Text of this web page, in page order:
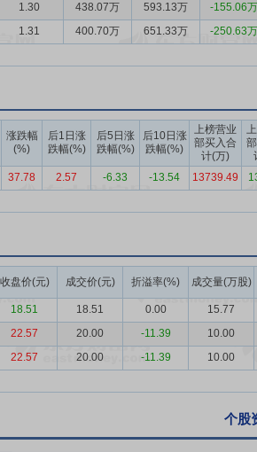
的0.98亿人次增至1.60亿人次，眼科专科医
升。根据弗若斯特沙利文发布的《2024全球
持续攀升。
科专家团队
公司具备全面的眼科诊疗实力
瘤、眼外伤共八大眼科亚专科及眼视光的
荣誉主委、中国医师协会眼科医师分会前
眼科医师分会名誉会长赵堪兴教授，国家
拥有三位国际眼科科学院（AOI）院士，分
疗服务能力
目前，公司旗下拥有厦门眼科
年通过三甲复审，是国家临床重点专科（
表及角膜病重点实验室等科研创新平台，
》眼科专科声誉排行榜提名。成都爱迪眼科
十二省（市区）社会办医标杆医院。
1.30 438.07万 593.13万
-155.06万
1.31 400.70万 651.33万 -250.63万
涨跌幅
(%)
后1日涨
跌幅(%)
后5日涨
跌幅(%)
后10日涨
跌幅(%)
上榜营业
部买入合
计(万)
37.78 2.57 -6.33 -13.54 13739.49
收盘价(元) 成交价(元) 折溢率(%) 成交量(万股)
18.51 18.51 0.00
15.77
22.57 20.00 -11.39
10.00
22.57 20.00 -11.39 10.00
个股